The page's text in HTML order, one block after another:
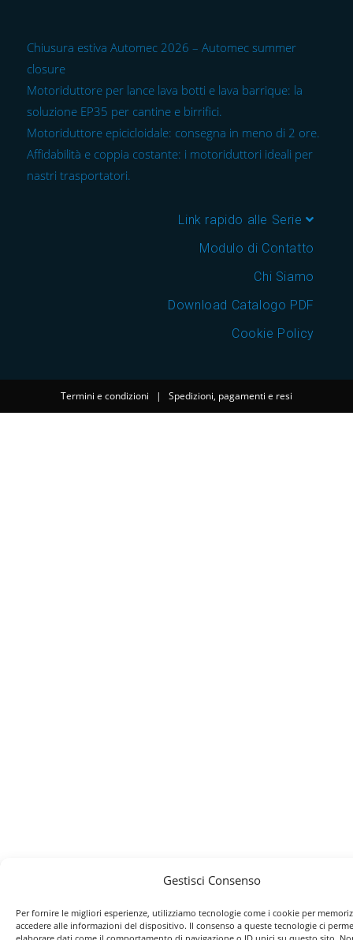
Gestisci Consenso
Per fornire le migliori esperienze, utilizziamo tecnologie come i cookie per
accedere alle informazioni del dispositivo. Il consenso a queste tecnologie ci
Chiusura estiva Automec 2026 – Automec summer
closure
Motoriduttore per lance lava botti e lava barrique: la
soluzione EP35 per cantine e birrifici.
Motoriduttore epicicloidale: consegna in meno di 2 ore.
Affidabilità e coppia costante: i motoriduttori ideali per
nastri trasportatori.
Link rapido alle Serie
Modulo di Contatto
Chi Siamo
Download Catalogo PDF
Cookie Policy
Termini e condizioni | Spedizioni, pagamenti e resi